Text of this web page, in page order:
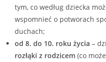
tym, co według dziecka
wspomnieć o potworach
duchach;
od 8. do 10. roku życia –
rozłąki z rodzicem (co